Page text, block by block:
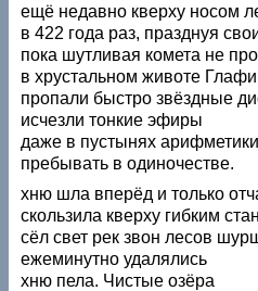
ещё недавно кверху носом
в 422 года раз, празднуя
пока шутливая комета не
в хрустальном животе
пропали быстро звёздные
исчезли тонкие эфиры
даже в пустынях
пребывать в одиночестве.
хню шла вперёд и только
скользила кверху гибким
сёл свет рек звон лесов
ежеминутно удалялись
хню пела. Чистые озёра